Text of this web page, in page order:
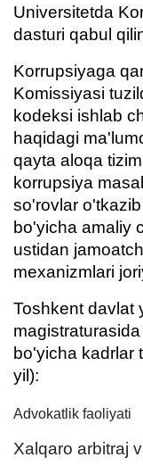
Universitetda
dasturi qabul
Korrupsiyaga
Komissiyasi
kodeksi ishlab
haqidagi ma'
qayta aloqa
korrupsiya
so'rovlar o'tkazib
bo'yicha amaliy
ustidan
mexanizmlari
Toshkent davlat
bo'yicha kadrlar
yil):
Advokatlik faoliyati
Xalqaro arbitraj